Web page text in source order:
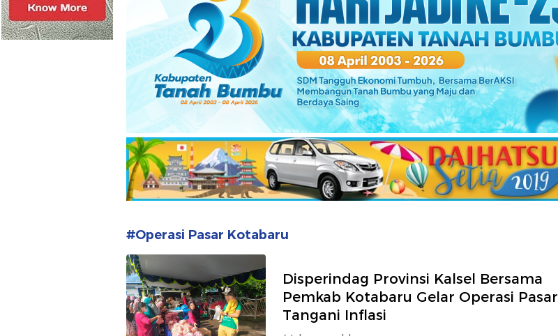
#Operasi Pasar Kotabaru
Disperindag Provinsi Kalsel Bersama
Pemkab Kotabaru Gelar Operasi Pasar
Tangani Inflasi